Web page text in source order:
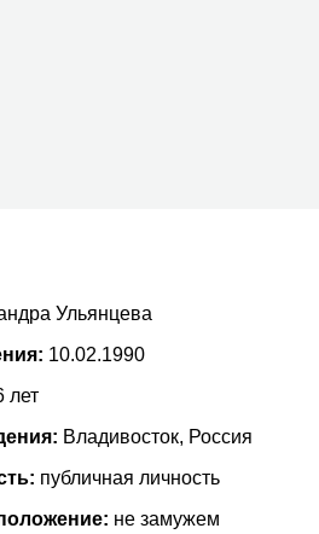
Ульянцева
10.02.1990
лет
Владивосток, Россия
публичная личность
не замужем